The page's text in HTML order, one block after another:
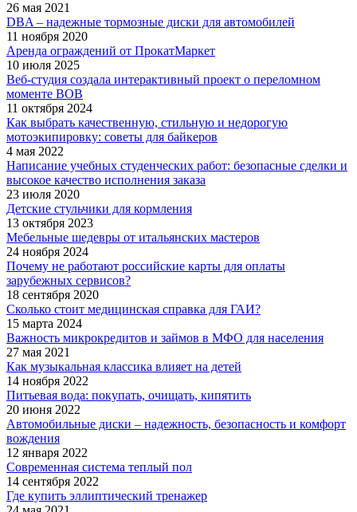
26 мая 2021
DBA – надежные тормозные диски для автомобилей
11 ноября 2020
Аренда ограждений от ПрокатМаркет
10 июля 2025
Веб-студия создала интерактивный проект о переломном
моменте ВОВ
11 октября 2024
Как выбрать качественную, стильную и недорогую
мотоэкипировку: советы для байкеров
4 мая 2022
Написание учебных студенческих работ: безопасные сделки и
высокое качество исполнения заказа
23 июля 2020
Детские стульчики для кормления
13 октября 2023
Мебельные шедевры от итальянских мастеров
24 ноября 2024
Почему не работают российские карты для оплаты
зарубежных сервисов?
18 сентября 2020
Сколько стоит медицинская справка для ГАИ?
15 марта 2024
Важность микрокредитов и займов в МФО для населения
27 мая 2021
Как музыкальная классика влияет на детей
14 ноября 2022
Питьевая вода: покупать, очищать, кипятить
20 июня 2022
Автомобильные диски – надежность, безопасность и комфорт
вождения
12 января 2022
Современная система теплый пол
14 сентября 2022
Где купить эллиптический тренажер